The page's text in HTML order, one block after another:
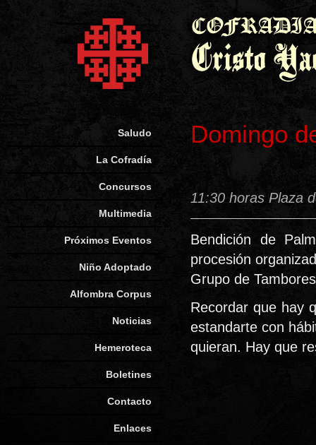
Domingo
11:30 horas Plaza
Bendición de
procesión
Grupo de
Recordar que hay
estandarte con
quieran. Hay que
Saludo
La Cofradía
Concursos
Multimedia
Próximos Eventos
Niño Adoptado
Alfombra Corpus
Noticias
Hemeroteca
Boletines
Contacto
Enlaces